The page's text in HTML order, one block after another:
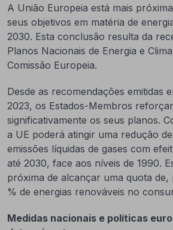
A União Europeia está mais
seus objetivos em matéria de
2030. Esta conclusão resulta da
Planos Nacionais de Energia e
Comissão Europeia.
Desde as recomendações emitidas
2023, os Estados-Membros
significativamente os seus planos.
a UE poderá atingir uma redução
emissões líquidas de gases com
até 2030, face aos níveis de 1990.
próxima de alcançar uma quota de,
% de energias renováveis no
Medidas nacionais e políticas